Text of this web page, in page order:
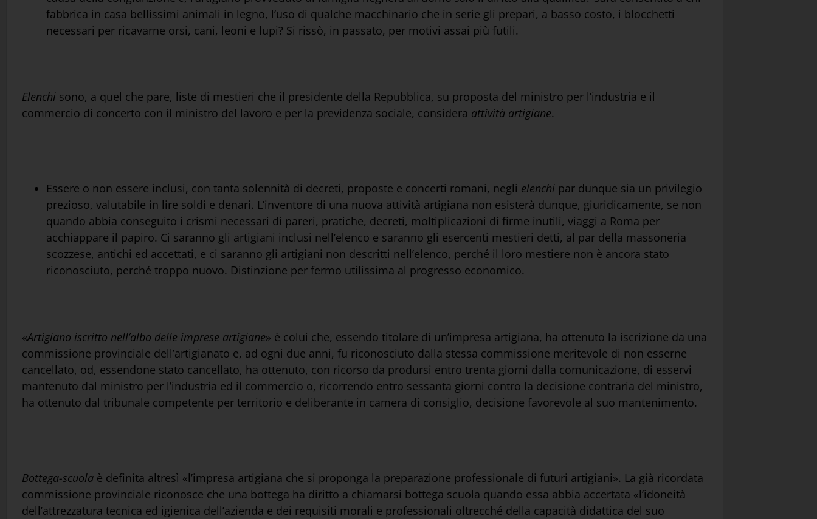
fabbrica in casa bellissimi animali in legno, l’uso di qualche macchinario che in serie gli prepari, a basso costo, i blocchetti
necessari per ricavarne orsi, cani, leoni e lupi? Si rissò, in passato, per motivi assai più futili.
Elenchi sono, a quel che pare, liste di mestieri che il presidente della Repubblica, su proposta del ministro per l’industria e il
commercio di concerto con il ministro del lavoro e per la previdenza sociale, considera attività artigiane.
Essere o non essere inclusi, con tanta solennità di decreti, proposte e concerti romani, negli elenchi par dunque sia un privilegio
prezioso, valutabile in lire soldi e denari. L’inventore di una nuova attività artigiana non esisterà dunque, giuridicamente, se non
quando abbia conseguito i crismi necessari di pareri, pratiche, decreti, moltiplicazioni di firme inutili, viaggi a Roma per
acchiappare il papiro. Ci saranno gli artigiani inclusi nell’elenco e saranno gli esercenti mestieri detti, al par della massoneria
scozzese, antichi ed accettati, e ci saranno gli artigiani non descritti nell’elenco, perché il loro mestiere non è ancora stato
riconosciuto, perché troppo nuovo. Distinzione per fermo utilissima al progresso economico.
«Artigiano iscritto nell’albo delle imprese artigiane» è colui che, essendo titolare di un’impresa artigiana, ha ottenuto la iscrizione da una
commissione provinciale dell’artigianato e, ad ogni due anni, fu riconosciuto dalla stessa commissione meritevole di non esserne
cancellato, od, essendone stato cancellato, ha ottenuto, con ricorso da prodursi entro trenta giorni dalla comunicazione, di esservi
mantenuto dal ministro per l’industria ed il commercio o, ricorrendo entro sessanta giorni contro la decisione contraria del ministro,
ha ottenuto dal tribunale competente per territorio e deliberante in camera di consiglio, decisione favorevole al suo mantenimento.
Bottega-scuola è definita altresì «l’impresa artigiana che si proponga la preparazione professionale di futuri artigiani». La già ricordata
commissione provinciale riconosce che una bottega ha diritto a chiamarsi bottega scuola quando essa abbia accertata «l’idoneità
dell’attrezzatura tecnica ed igienica dell’azienda e dei requisiti morali e professionali oltrecché della capacità didattica del suo